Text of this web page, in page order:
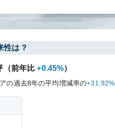
性は？
（前年比 +0.45%）
の過去8年の平均増減率の+31.92%